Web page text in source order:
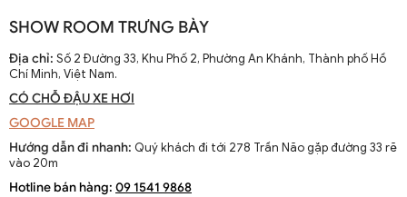
Đèn ngang dài treo trần chao thuỷ tinh trang trí DTT 8328A
SHOW ROOM TRƯNG BÀY
Địa chỉ: Số 2 Đường 33, Khu Phố 2, Phường An Khánh, Thành phố Hồ
Chí Minh, Việt Nam.
CÓ CHỖ ĐẬU XE HƠI
GOOGLE MAP
Hướng dẫn đi nhanh: Quý khách đi tới 278 Trần Não gặp đường 33 rẽ
vào 20m
Hotline bán hàng: 09 1541 9868